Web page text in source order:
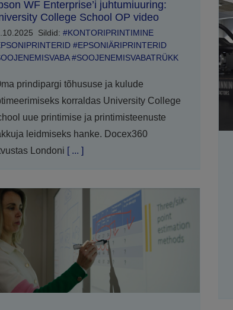
WF Enterprise’i juhtumiuuring:
College School OP video
Sildid: #KONTORIPRINTIMINE
#EPSONIÄRIPRINTERID
#SOOJENEMISVABATRÜKK
prindipargi tõhususe ja kulude
korraldas University College
uue printimise ja printimisteenuste
leidmiseks hanke. Docex360
Londoni [ ... ]